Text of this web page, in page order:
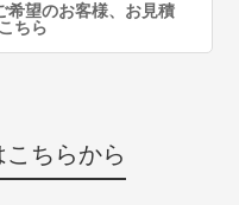
希望のお客様、お見積
ちら
ちらから